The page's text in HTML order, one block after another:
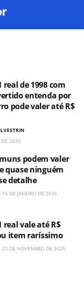
real de 1998 com
entenda por
pode valer até R$
DE 2026
podem valer
quase ninguém
detalhe
15 DE JANEIRO DE 2026
real vale até R$
item raríssimo
23 DE NOVEMBRO DE 2025